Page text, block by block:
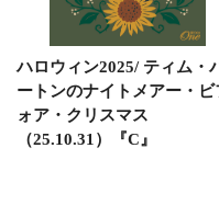
ハロウィン2025/ ティム・
ートンのナイトメアー・ビ
ォア・クリスマス
（25.10.31）『C』